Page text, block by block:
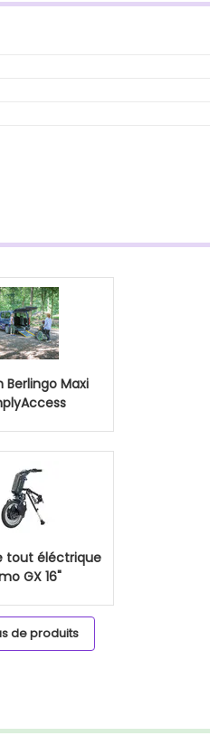
Berlingo Maxi
tout éléctrique
GX 16"
de produits